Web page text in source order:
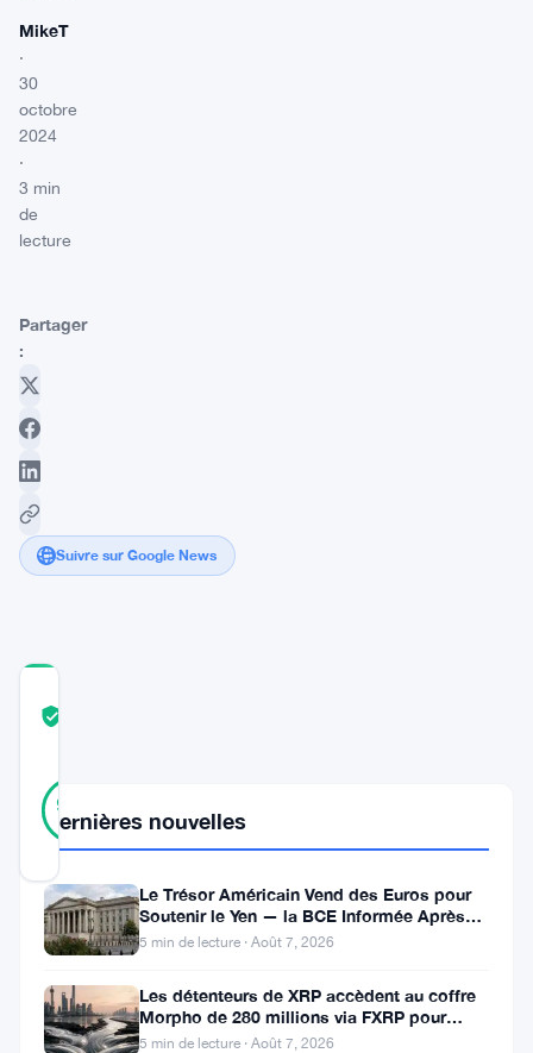
MikeT
·
30
octobre
2024
·
3 min
de
lecture
Partager
:
Suivre sur Google News
97
RÉEL
Mis à jour 2 ans il y a
Metaplanet,
basé
Japon,
Dernières nouvelles
Le Trésor Américain Vend des Euros pour
Soutenir le Yen — la BCE Informée Après
Coup
5 min de lecture · Août 7, 2026
Les détenteurs de XRP accèdent au coffre
Morpho de 280 millions via FXRP pour
emprunter des RLUSD
5 min de lecture · Août 7, 2026